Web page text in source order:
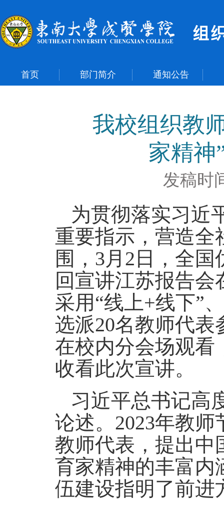
首页 部门简介 通知公告
我校组织教
家精神
发稿时
为贯彻落实习近
重要指示，营造全
围，3月2日，全国
回宣讲江苏报告
采用“线上+线下”
选派20名教师代表
在校内分会场观看
收看此次宣讲。
习近平总书记高
论述。2023年教
教师代表，提出中
育家精神的丰富内
伍建设指明了前进